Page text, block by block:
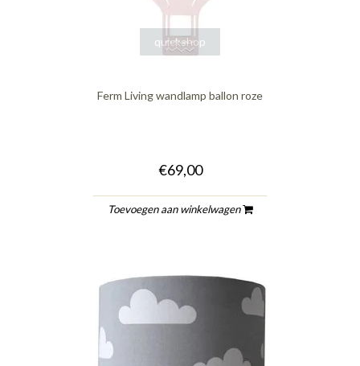
quickshop
Ferm Living wandlamp ballon roze
€69,00
Toevoegen aan winkelwagen